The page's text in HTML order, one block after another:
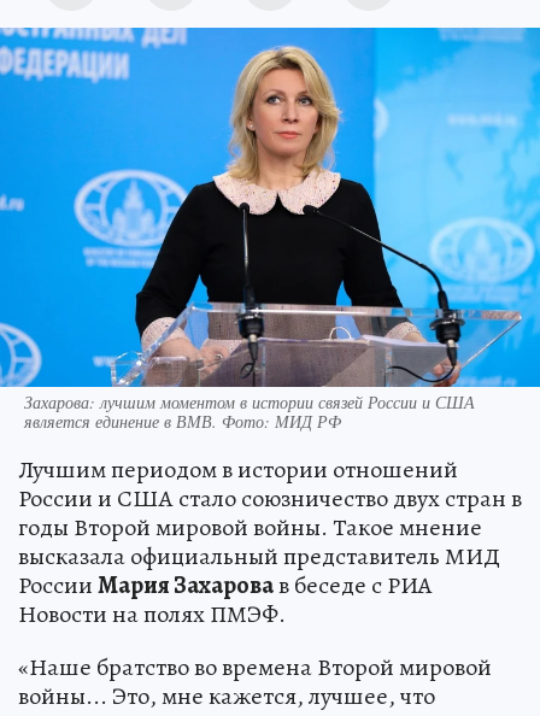
Захарова: лучшим моментом в истории связей России и США
является единение в ВМВ. Фото: МИД РФ
Лучшим периодом в истории отношений
России и США стало союзничество двух стран в
годы Второй мировой войны. Такое мнение
высказала официальный представитель МИД
РоссииМария Захаровав беседе с РИА
Новости на полях ПМЭФ.
«Наше братство во времена Второй мировой
войны... Это, мне кажется, лучшее, что